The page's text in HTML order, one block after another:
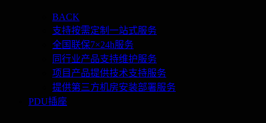
BACK
支持按需定制一站式服务
全国联保7×24h服务
同行业产品支持维护服务
项目产品提供技术支持服务
提供第三方机房安装部署服务
PDU插座